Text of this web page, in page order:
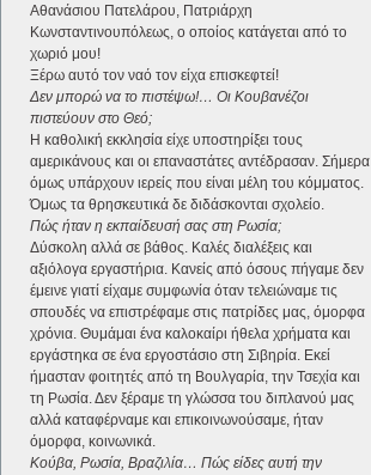
Αθανάσιου Πατελάρου, Πατριάρχη
Κωνσταντινουπόλεως, ο οποίος κατάγεται από το
χωριό μου!
Ξέρω αυτό τον ναό τον είχα επισκεφτεί!
Δεν μπορώ να το πιστέψω!… Οι Κουβανέζοι
πιστεύουν στο Θεό;
Η καθολική εκκλησία είχε υποστηρίξει τους
αμερικάνους και οι επαναστάτες αντέδρασαν. Σήμερα
όμως υπάρχουν ιερείς που είναι μέλη του κόμματος.
Όμως τα θρησκευτικά δε διδάσκονται σχολείο.
Πώς ήταν η εκπαίδευσή σας στη Ρωσία;
Δύσκολη αλλά σε βάθος. Καλές διαλέξεις και
αξιόλογα εργαστήρια. Κανείς από όσους πήγαμε δεν
έμεινε γιατί είχαμε συμφωνία όταν τελειώναμε τις
σπουδές να επιστρέφαμε στις πατρίδες μας, όμορφα
χρόνια. Θυμάμαι ένα καλοκαίρι ήθελα χρήματα και
εργάστηκα σε ένα εργοστάσιο στη Σιβηρία. Εκεί
ήμασταν φοιτητές από τη Βουλγαρία, την Τσεχία και
τη Ρωσία. Δεν ξέραμε τη γλώσσα του διπλανού μας
αλλά καταφέρναμε και επικοινωνούσαμε, ήταν
όμορφα, κοινωνικά.
Κούβα, Ρωσία, Βραζιλία… Πώς είδες αυτή την